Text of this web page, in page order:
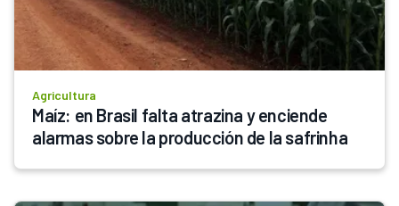
Agricultura
Maíz: en Brasil falta atrazina y enciende
alarmas sobre la producción de la safrinha